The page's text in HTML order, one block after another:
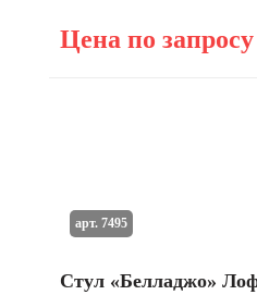
Цена по запросу
Стул «Белладжо»
арт. 7495